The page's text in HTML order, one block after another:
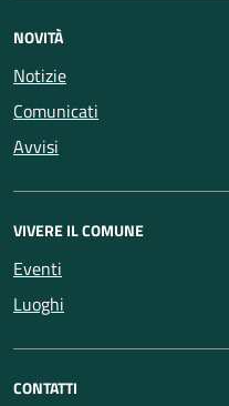
NOVITÀ
Notizie
Comunicati
Avvisi
VIVERE IL COMUNE
Eventi
Luoghi
CONTATTI